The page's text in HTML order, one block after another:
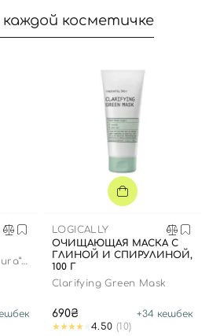
косметичке
LOGICALLY
ОЧИЩАЮЩАЯ МАСКА С
ГЛИНОЙ И СПИРУЛИНОЙ,
100 Г
Clarifying Green Mask
690₴ +34 кешбек
4.50 (10)